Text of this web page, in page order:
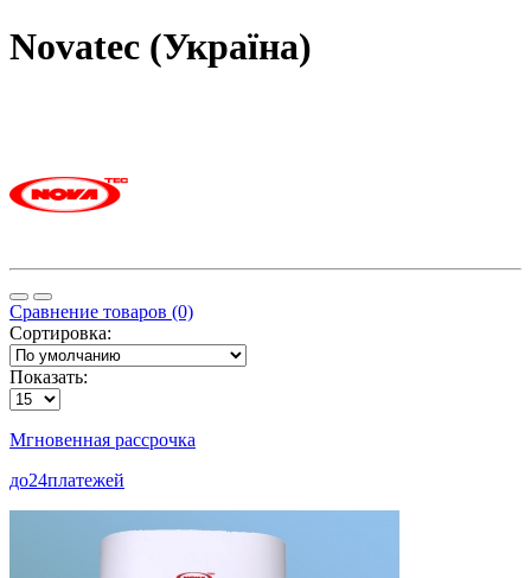
Novatec (Україна)
Сравнение товаров (0)
Сортировка:
Показать:
Мгновенная рассрочка
до24платежей